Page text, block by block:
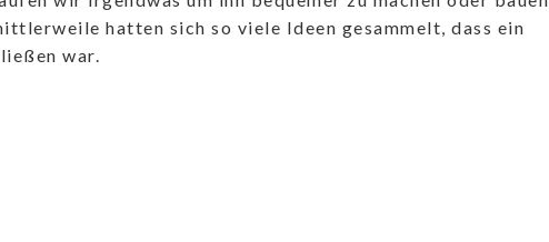
hatten sich so viele Ideen gesammelt, dass ein
war.